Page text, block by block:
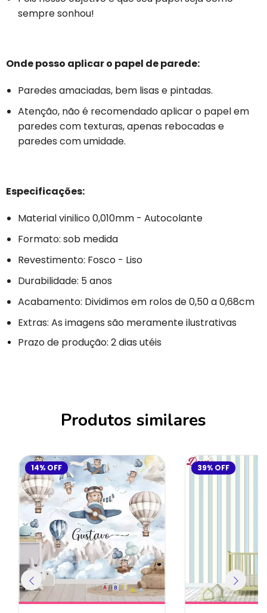
sempre sonhou!
Onde posso aplicar o papel de parede:
Paredes amaciadas, bem lisas e pintadas.
Atenção, não é recomendado aplicar o papel em
paredes com texturas, apenas rebocadas e
paredes com umidade.
Especificações:
Material vinilico 0,010mm - Autocolante
Formato: sob medida
Revestimento: Fosco - Liso
Durabilidade: 5 anos
Acabamento: Dividimos em rolos de 0,50 a 0,68cm
Extras: As imagens são meramente ilustrativas
Prazo de produção: 2 dias utéis
Produtos similares
14% OFF 39% OFF